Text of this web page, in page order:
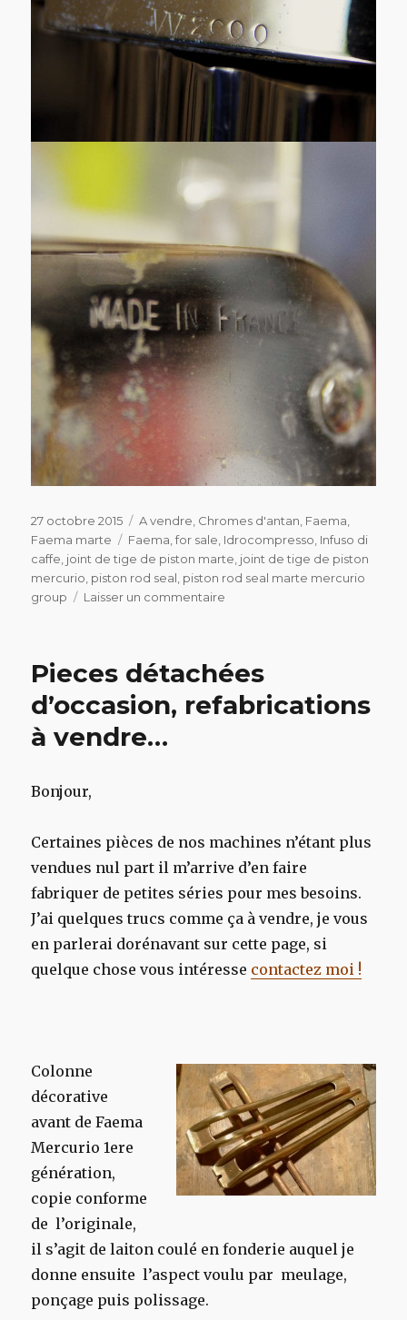
Publié
le
27 octobre 2015 Catégories
A vendre Chromes d'antan Faema
Faema marte
Étiquettes
Faema ,for sale Idrocompresso Infuso di
caffe joint de tige de piston marte joint de tige de piston
mercurio piston rod seal piston rod seal marte mercurio
group
Laisser un commentaire
groupes
vendre
Pieces détachées
d’occasion, refabrications
à vendre…
Bonjour,
Certaines pièces de nos machines n’étant plus
vendues nul part il m’arrive d’en faire
fabriquer de petites séries pour mes besoins.
J’ai quelques trucs comme ça à vendre, je vous
en parlerai dorénavant sur cette page, si
quelque chose vous intéresse contactez moi !
Colonne
décorative
avant de Faema
Mercurio 1ere
génération,
copie conforme
de l’originale,
il s’agit de laiton coulé en fonderie auquel je
donne ensuite l’aspect voulu par meulage,
ponçage puis polissage.